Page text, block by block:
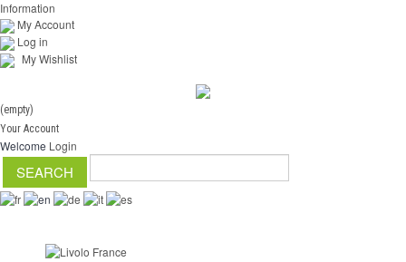
Information
My Account
Log in
My Wishlist
(empty)
Your Account
Welcome Login